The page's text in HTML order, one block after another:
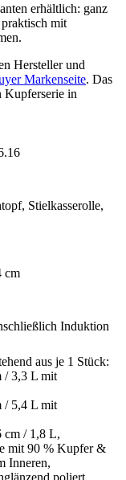
erhältlich: ganz
mit
Hersteller und
Markenseite. Das
Kupferserie in
Stielkasserolle,
cm
Induktion
aus je 1 Stück:
/ 3,3 L mit
/ 5,4 L mit
cm / 1,8 L,
mit 90 % Kupfer &
Inneren,
poliert,